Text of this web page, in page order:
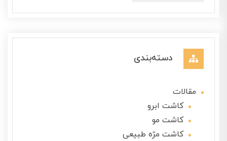
دسته‌بندی
مقالات
کاشت ابرو
کاشت مو
کاشت مژه طبیعی